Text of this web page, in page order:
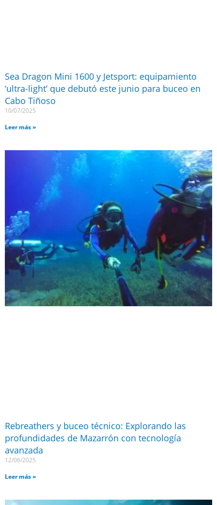
Sea Dragon Mini 1600 y Jetsport: equipamiento
‘ultra-light’ que debutó este junio para buceo en
Cabo Tiñoso
10/07/2025
Leer más »
Rebreathers y buceo técnico: Explorando las
profundidades de Mazarrón con tecnología
avanzada
12/06/2025
Leer más »